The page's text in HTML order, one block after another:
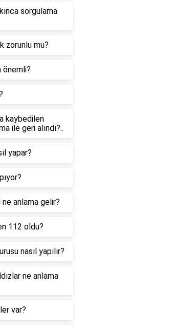
sorgulama
zorunlu mu?
önemli?
kaybedilen
ile geri alındı?..
yapar?
ne anlama gelir?
112 oldu?
nasıl yapılır?
ne anlama
var?